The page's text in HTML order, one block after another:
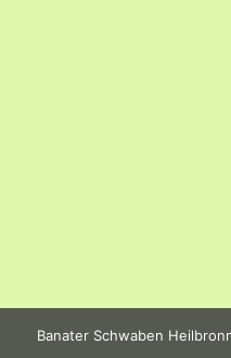
Banater Schwaben